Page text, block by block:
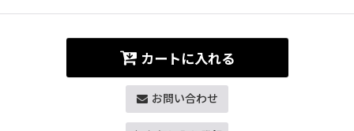
カートに入れる
お問い合わせ